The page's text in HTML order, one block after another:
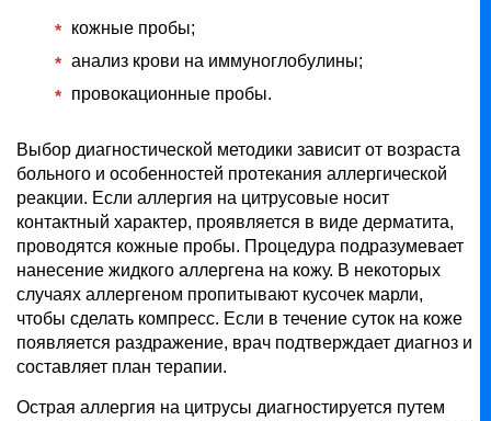
кожные пробы;
анализ крови на иммуноглобулины;
провокационные пробы.
Выбор диагностической методики зависит от возраста
больного и особенностей протекания аллергической
реакции. Если аллергия на цитрусовые носит
контактный характер, проявляется в виде дерматита,
проводятся кожные пробы. Процедура подразумевает
нанесение жидкого аллергена на кожу. В некоторых
случаях аллергеном пропитывают кусочек марли,
чтобы сделать компресс. Если в течение суток на коже
появляется раздражение, врач подтверждает диагноз и
составляет план терапии.
Острая аллергия на цитрусы диагностируется путем